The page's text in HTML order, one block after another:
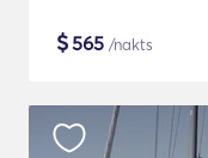
$565 /nakts